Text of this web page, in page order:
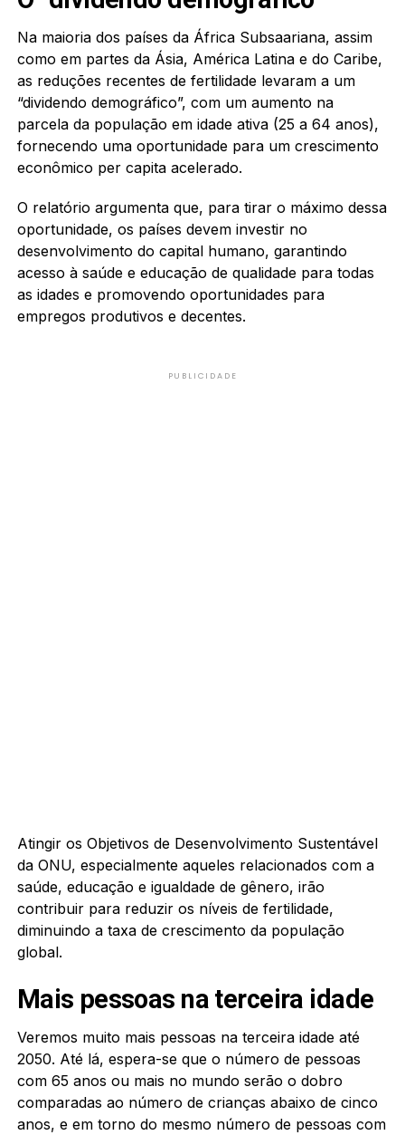
Na maioria dos países da África Subsaariana, assim
como em partes da Ásia, América Latina e do Caribe,
as reduções recentes de fertilidade levaram a um
“dividendo demográfico”, com um aumento na
parcela da população em idade ativa (25 a 64 anos),
fornecendo uma oportunidade para um crescimento
econômico per capita acelerado.
O relatório argumenta que, para tirar o máximo dessa
oportunidade, os países devem investir no
desenvolvimento do capital humano, garantindo
acesso à saúde e educação de qualidade para todas
as idades e promovendo oportunidades para
empregos produtivos e decentes.
PUBLICIDADE
Atingir os Objetivos de Desenvolvimento Sustentável
da ONU, especialmente aqueles relacionados com a
saúde, educação e igualdade de gênero, irão
contribuir para reduzir os níveis de fertilidade,
diminuindo a taxa de crescimento da população
global.
Mais pessoas na terceira idade
Veremos muito mais pessoas na terceira idade até
2050. Até lá, espera-se que o número de pessoas
com 65 anos ou mais no mundo serão o dobro
comparadas ao número de crianças abaixo de cinco
anos, e em torno do mesmo número de pessoas com